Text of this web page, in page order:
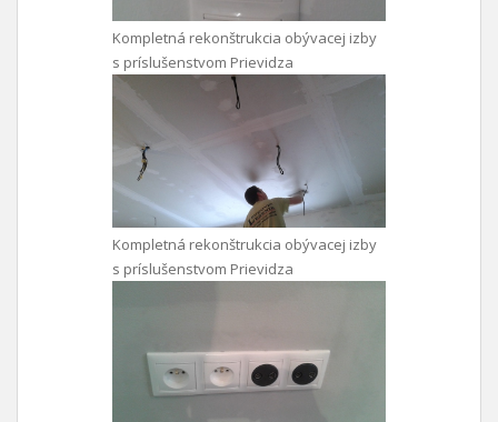
Kompletná rekonštrukcia obývacej izby
s príslušenstvom Prievidza
Kompletná rekonštrukcia obývacej izby
s príslušenstvom Prievidza